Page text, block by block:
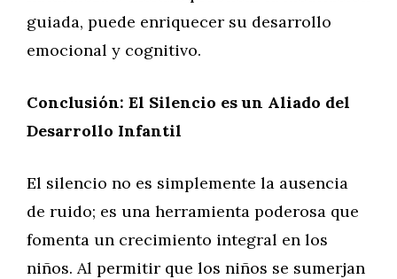
guiada, puede enriquecer su desarrollo
emocional y cognitivo.
Conclusión: El Silencio es un Aliado del
Desarrollo Infantil
El silencio no es simplemente la ausencia
de ruido; es una herramienta poderosa que
fomenta un crecimiento integral en los
niños. Al permitir que los niños se sumerjan